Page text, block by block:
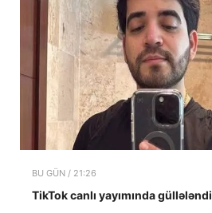
BU GÜN / 21:26
TikTok canlı yayımında güllələndi